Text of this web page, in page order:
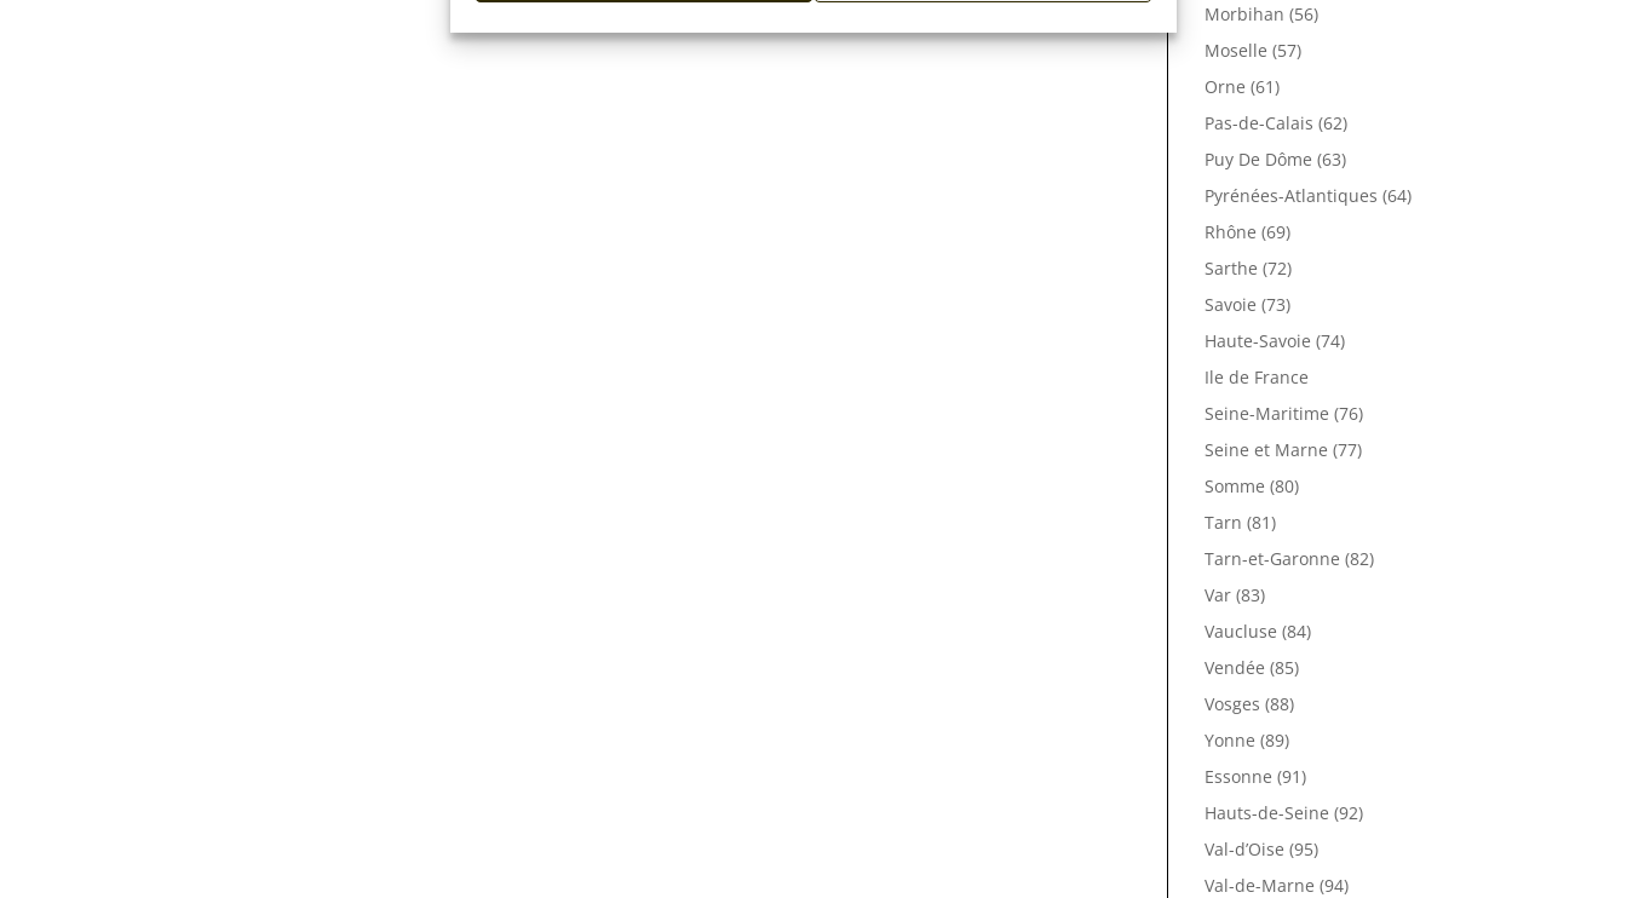
Morbihan (56)
Moselle (57)
Orne (61)
Pas-de-Calais (62)
Puy De Dôme (63)
Pyrénées-Atlantiques (64)
Rhône (69)
Sarthe (72)
Savoie (73)
Haute-Savoie (74)
Ile de France
Seine-Maritime (76)
Seine et Marne (77)
Somme (80)
Tarn (81)
Tarn-et-Garonne (82)
Var (83)
Vaucluse (84)
Vendée (85)
Vosges (88)
Yonne (89)
Essonne (91)
Hauts-de-Seine (92)
Val-d’Oise (95)
Val-de-Marne (94)